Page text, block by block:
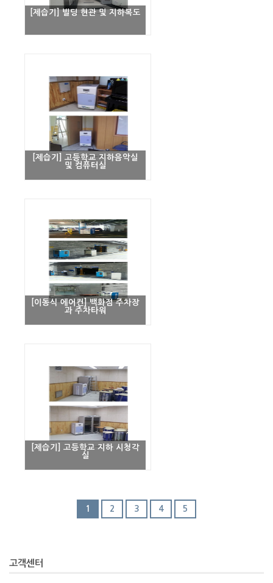
[제습기] 빌딩 현관 및 지하복도
[제습기] 고등학교 지하음악실
및 컴퓨터실
[이동식 에어컨] 백화점 주차장
과 주차타워
[제습기] 고등학교 지하 시청각
실
1 2 3 4 5
고객센터